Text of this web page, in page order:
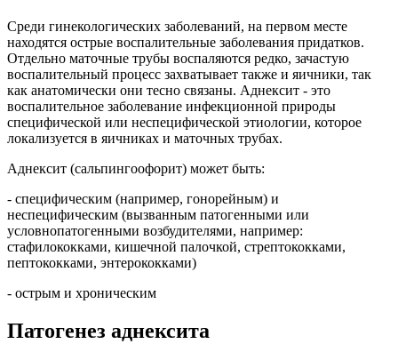
Среди гинекологических заболеваний, на первом месте
находятся острые воспалительные заболевания придатков.
Отдельно маточные трубы воспаляются редко, зачастую
воспалительный процесс захватывает также и яичники, так
как анатомически они тесно связаны. Аднексит - это
воспалительное заболевание инфекционной природы
специфической или неспецифической этиологии, которое
локализуется в яичниках и маточных трубах.
Аднексит (сальпингоофорит) может быть:
- специфическим (например, гонорейным) и
неспецифическим (вызванным патогенными или
условнопатогенными возбудителями, например:
стафилококками, кишечной палочкой, стрептококками,
пептококками, энтерококками)
- острым и хроническим
Патогенез аднексита